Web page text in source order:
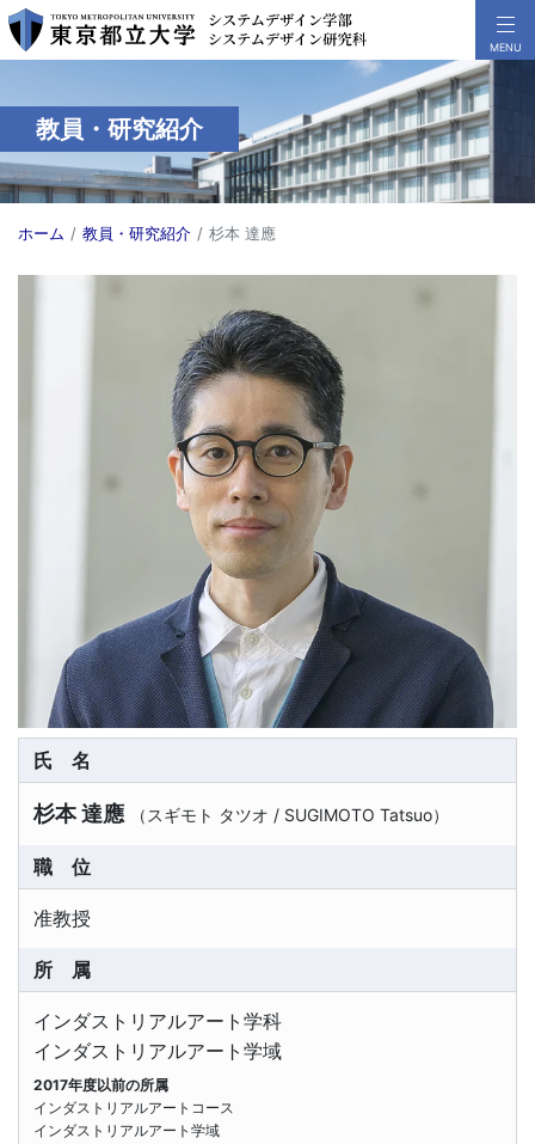
教員・研究紹介
ホーム 教員・研究紹介 杉本 達應
氏名
杉本 達應 （ スギモト タツオ / SUGIMOTO Tatsuo）
職位
准教授
所属
インダストリアルアート学科
インダストリアルアート学域
2017年度以前の所属
インダストリアルアートコース
インダストリアルアート学域